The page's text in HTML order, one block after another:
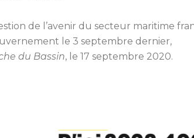
de l’avenir du secteur maritime
le 3 septembre dernier,
du Bassin, le 17 septembre 2020.